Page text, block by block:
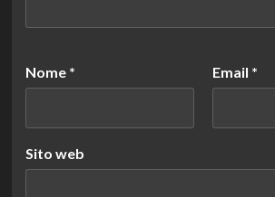
Nome * Email *
Sito web